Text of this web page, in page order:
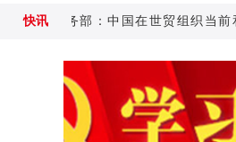
快讯
商务部：中国在世贸组织当前和